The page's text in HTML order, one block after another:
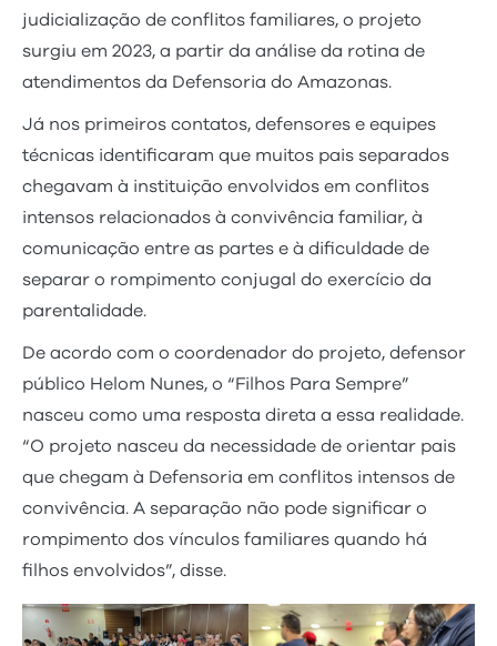
judicialização de conflitos familiares, o projeto
surgiu em 2023, a partir da análise da rotina de
atendimentos da Defensoria do Amazonas.
Já nos primeiros contatos, defensores e equipes
técnicas identificaram que muitos pais separados
chegavam à instituição envolvidos em conflitos
intensos relacionados à convivência familiar, à
comunicação entre as partes e à dificuldade de
separar o rompimento conjugal do exercício da
parentalidade.
De acordo com o coordenador do projeto, defensor
público Helom Nunes, o “Filhos Para Sempre”
nasceu como uma resposta direta a essa realidade.
“O projeto nasceu da necessidade de orientar pais
que chegam à Defensoria em conflitos intensos de
convivência. A separação não pode significar o
rompimento dos vínculos familiares quando há
filhos envolvidos”, disse.